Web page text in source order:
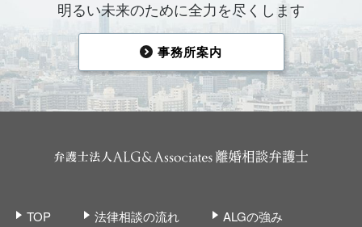
明るい未来のために全力を尽くします
事務所案内
TOP 法律相談の流れ
ALGの強み